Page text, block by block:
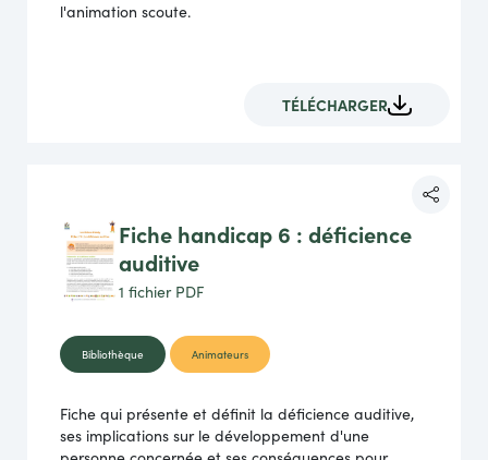
l'animation scoute.
TÉLÉCHARGER
Fiche handicap 6 : déficience
auditive
1 fichier PDF
Bibliothèque Animateurs
Fiche qui présente et définit la déficience auditive,
ses implications sur le développement d'une